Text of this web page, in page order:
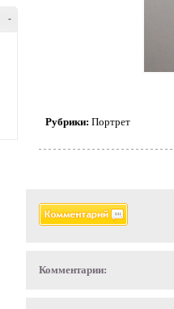
-
Рубрики: Портрет
Комментарии: